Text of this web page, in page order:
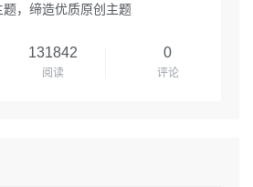
题，缔造优质原创主题
131842
阅读
0
评论